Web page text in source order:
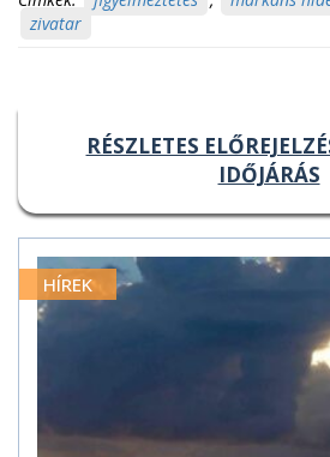
zivatar
RÉSZLETES
IDŐJÁRÁS
HÍREK